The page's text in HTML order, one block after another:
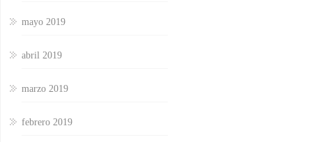
mayo 2019
abril 2019
marzo 2019
febrero 2019